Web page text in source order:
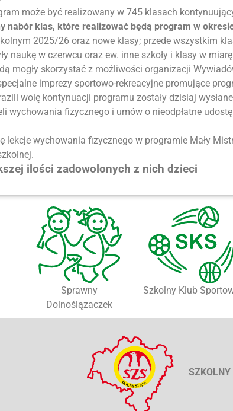
może być realizowany w 745 klasach
nabór klas, które realizować będą program w
2025/26 oraz nowe klasy; przede wszystkim
naukę w czerwcu oraz ew. inne szkoły i klasy w
mogły skorzystać z możliwości organizacji
imprezy sportowo-rekreacyjne promujące
wolę kontynuacji programu zostały dzisiaj
wychowania fizycznego i umów o nieodpłatne
lekcje wychowania fizycznego w programie Mały
ilości zadowolonych z nich dzieci
Sprawny
Dolnoślązaczek
Szkolny Klub